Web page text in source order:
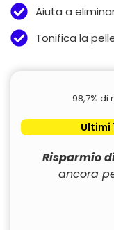
Aiuta a
Tonifica la
98,7%
Ultimi
Risparmio
ancora